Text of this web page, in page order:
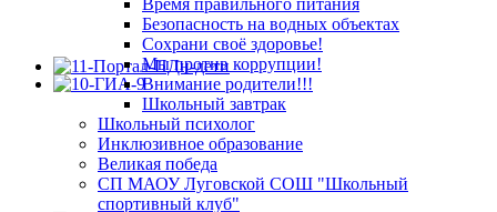
Время правильного питания
Безопасность на водных объектах
Сохрани своё здоровье!
Мы против коррупции!
Внимание родители!!!
Школьный завтрак
Школьный психолог
Инклюзивное образование
Великая победа
СП МАОУ Луговской СОШ "Школьный
спортивный клуб"